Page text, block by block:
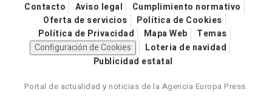
Contacto Aviso legal
Cumplimiento normativo
Oferta de servicios
Política de Cookies
Política de Privacidad
Mapa Web
Temas
Configuración de Cookies
Loteria de navidad
Publicidad estatal
Portal de actualidad y noticias de la Agencia Europa Press.